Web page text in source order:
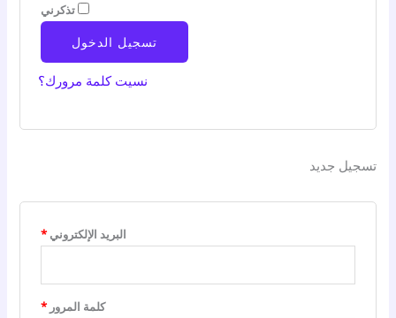
تذكرني
تسجيل الدخول
نسيت كلمة مرورك؟
تسجيل جديد
البريد الإلكتروني*مطلوبة
كلمة المرور*مطلوبة